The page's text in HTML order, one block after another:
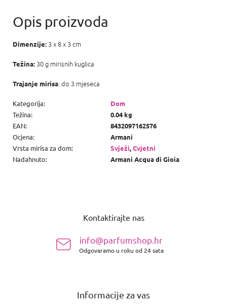
Dimenzije: 3 x 8 x 3 cm
Težina: 30 g mirisnih kuglica
Trajanje mirisa: do 3 mjeseca
Kategorija:
Dom
Težina:
0.04 kg
EAN:
8432097162576
Ocjena:
Armani
Vrsta mirisa za dom: Svježi,Cvjetni
Nadahnuto: Armani Acqua di Gioia
Kontaktirajte nas
info@parfumshop.hr
Odgovaramo u roku od 24 sata
Informacije za vas